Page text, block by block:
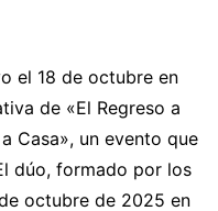
el 18 de octubre en
de «El Regreso a
Casa», un evento que
dúo, formado por los
octubre de 2025 en